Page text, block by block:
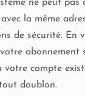
ne peut pas
la même
de sécurité. En
votre abonnement
votre compte
doublon.